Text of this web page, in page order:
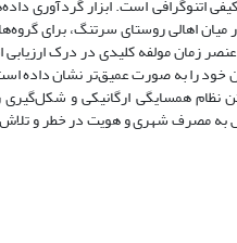
است. ابزار گردآوری
اهالی روستای سرتنگ، برای
زمان مولفه کلیدی در درک ارزیابی
خود را به صورت عمیق‌تر نشان داده
نظام همسایگی ارگانیکی و شکل‌گیری
مصرف شهری و هویت در خطر و تلاش